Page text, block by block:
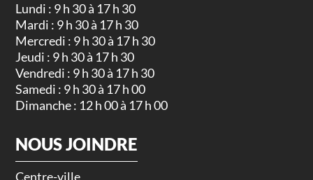
Lundi : 9 h 30 à 17 h 30
Mardi : 9 h 30 à 17 h 30
Mercredi : 9 h 30 à 17 h 30
Jeudi : 9 h 30 à 17 h 30
Vendredi : 9 h 30 à 17 h 30
Samedi : 9 h 30 à 17 h 00
Dimanche : 12 h 00 à 17 h 00
NOUS JOINDRE
Centre-ville